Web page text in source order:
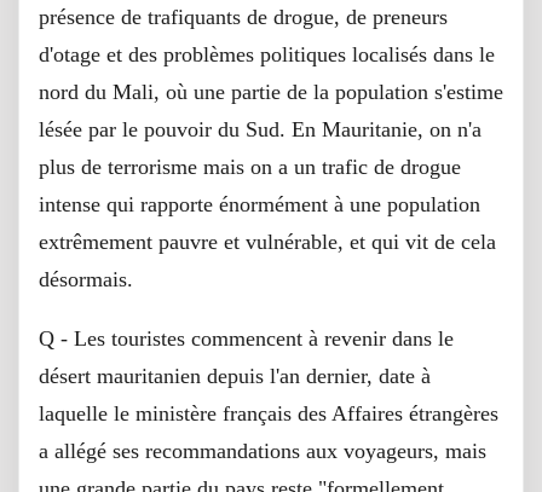
présence de trafiquants de drogue, de preneurs
d'otage et des problèmes politiques localisés dans le
nord du Mali, où une partie de la population s'estime
lésée par le pouvoir du Sud. En Mauritanie, on n'a
plus de terrorisme mais on a un trafic de drogue
intense qui rapporte énormément à une population
extrêmement pauvre et vulnérable, et qui vit de cela
désormais.
Q - Les touristes commencent à revenir dans le
désert mauritanien depuis l'an dernier, date à
laquelle le ministère français des Affaires étrangères
a allégé ses recommandations aux voyageurs, mais